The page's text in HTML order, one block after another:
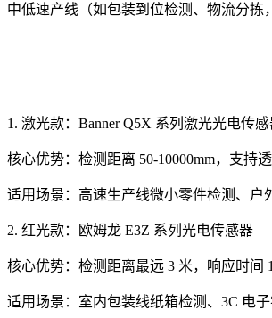
中低速产线（如包装到位检测、物流分拣
1. 激光款：Banner Q5X 系列激光光电传
核心优势：检测距离 50-10000mm，支持
适用场景：高速生产线微小零件检测、户
2. 红光款：欧姆龙 E3Z 系列光电传感器
核心优势：检测距离最远 3 米，响应时间
适用场景：室内包装线纸箱检测、3C 电